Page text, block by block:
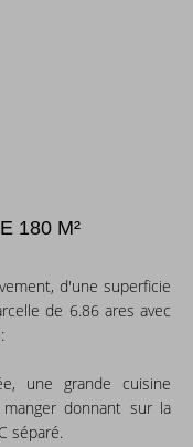
180 M²
d'une superficie
de 6.86 ares avec
une grande cuisine
donnant sur la
séparé.